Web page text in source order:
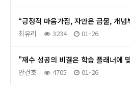
“긍정적 마음가짐, 자만은 금물, 개
최유리 3234 01-26
"재수 성공의 비결은 학습 플래너에
안건호 4705 01-26